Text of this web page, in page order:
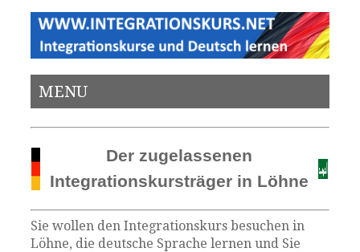
MENU
Der zugelassenen
Integrationskursträger in Löhne
Sie wollen den Integrationskurs besuchen in
Löhne, die deutsche Sprache lernen und Sie